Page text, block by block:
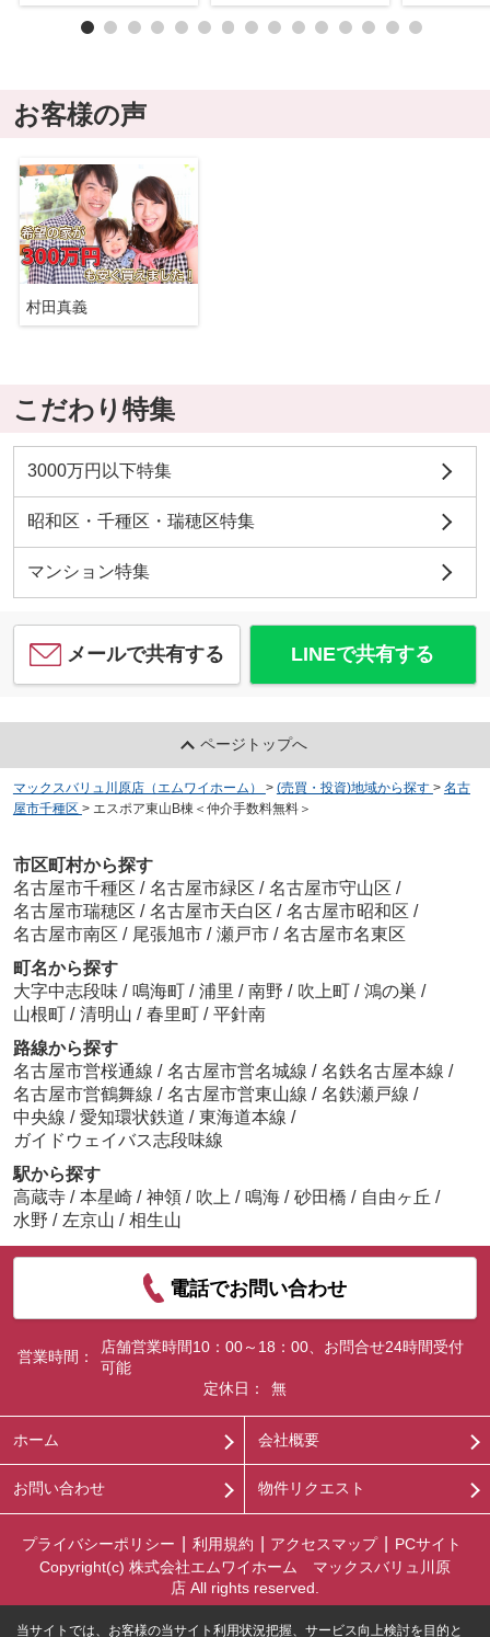
お客様の声
村田真義
こだわり特集
3000万円以下特集
昭和区・千種区・瑞穂区特集
マンション特集
メールで共有する LINEで共有する
ページトップへ
マックスバリュ川原店（エムワイホーム） > (売買・投資)地域から探す > 名古
屋市千種区 > エスポア東山B棟＜仲介手数料無料＞
市区町村から探す
名古屋市千種区 / 名古屋市緑区 / 名古屋市守山区 /
名古屋市瑞穂区 / 名古屋市天白区 / 名古屋市昭和区 /
名古屋市南区 / 尾張旭市 / 瀬戸市 / 名古屋市名東区
町名から探す
大字中志段味 / 鳴海町 / 浦里 / 南野 / 吹上町 / 鴻の巣 /
山根町 / 清明山 / 春里町 / 平針南
路線から探す
名古屋市営桜通線 / 名古屋市営名城線 / 名鉄名古屋本線 /
名古屋市営鶴舞線 / 名古屋市営東山線 / 名鉄瀬戸線 /
中央線 / 愛知環状鉄道 / 東海道本線 /
ガイドウェイバス志段味線
駅から探す
高蔵寺 / 本星崎 / 神領 / 吹上 / 鳴海 / 砂田橋 / 自由ヶ丘 /
水野 / 左京山 / 相生山
電話でお問い合わせ
営業時間：
店舗営業時間10：00～18：00、お問合せ24時間受付
可能
定休日：
無
ホーム 会社概要
お問い合わせ 物件リクエスト
プライバシーポリシー 利用規約 アクセスマップ
PCサイト
Copyright(c) 株式会社エムワイホーム マックスバリュ川原
店 All rights reserved.
当サイトでは、お客様の当サイト利用状況把握、サービス向上検討を目的と